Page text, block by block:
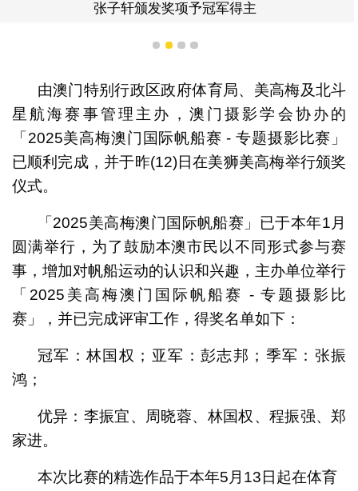
张子轩颁发奖项予冠军得主
1 2 3 4
由澳门特别行政区政府体育局、美高梅及北斗
星航海赛事管理主办，澳门摄影学会协办的
「2025美高梅澳门国际帆船赛 - 专题摄影比赛」
已顺利完成，并于昨(12)日在美狮美高梅举行颁奖
仪式。
「2025美高梅澳门国际帆船赛」已于本年1月
圆满举行，为了鼓励本澳市民以不同形式参与赛
事，增加对帆船运动的认识和兴趣，主办单位举行
「2025美高梅澳门国际帆船赛 - 专题摄影比
赛」，并已完成评审工作，得奖名单如下：
冠军：林国权；亚军：彭志邦；季军：张振
鸿；
优异：李振宜、周晓蓉、林国权、程振强、郑
家进。
本次比赛的精选作品于本年5月13日起在体育